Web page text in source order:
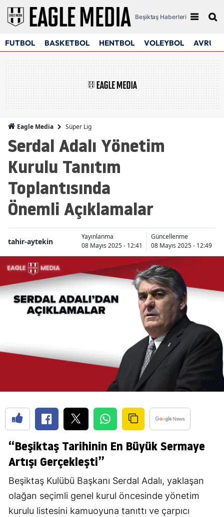
Beşiktaş Haberleri
FUTBOL BASKETBOL HENTBOL VOLEYBOL
Eagle Media Süper Lig
Serdal Adalı Yönetim
Kurulu Tanıtım
Toplantısında
Önemli Açıklamalar
tahir-aytekin
Yayınlanma
08 Mayıs 2025 - 12:41
Güncellenme
08 Mayıs 2025 - 12:49
“Beşiktaş Tarihinin En Büyük Sermaye
Artışı Gerçekleşti”
Beşiktaş Kulübü Başkanı Serdal Adalı, yaklaşan
olağan seçimli genel kurul öncesinde yönetim
kurulu listesini kamuoyuna tanıttı ve çarpıcı